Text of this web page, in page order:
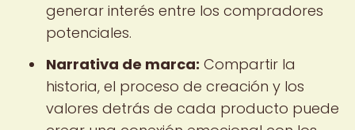
generar interés entre los compradores
potenciales.
Narrativa de marca: Compartir la
historia, el proceso de creación y los
valores detrás de cada producto puede